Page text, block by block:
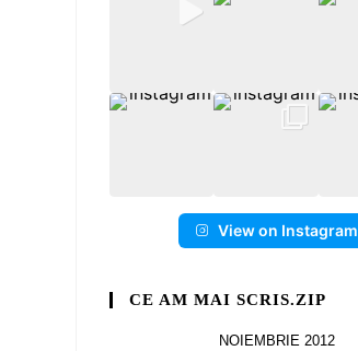
View on Instagram
CE AM MAI SCRIS.ZIP
NOIEMBRIE 2012